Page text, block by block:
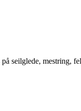
seilglede, mestring,